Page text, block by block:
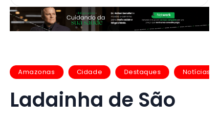
Amazonas Cidade Destaques Notícias
Ladainha de São